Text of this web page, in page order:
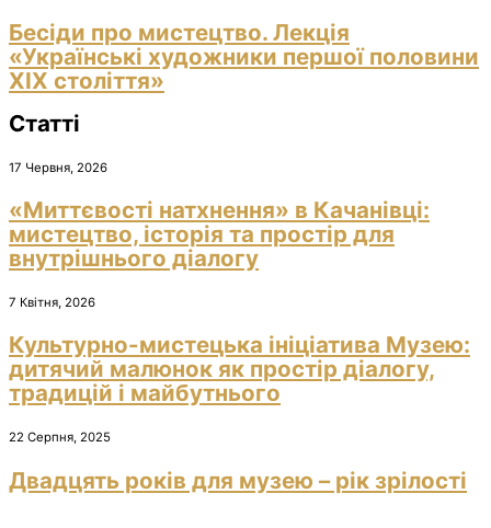
Бесіди про мистецтво. Лекція
«Українські художники першої половини
ХІХ століття»
Статті
17 Червня, 2026
«Миттєвості натхнення» в Качанівці:
мистецтво, історія та простір для
внутрішнього діалогу
7 Квітня, 2026
Культурно-мистецька ініціатива Музею:
дитячий малюнок як простір діалогу,
традицій і майбутнього
22 Серпня, 2025
Двадцять років для музею – рік зрілості